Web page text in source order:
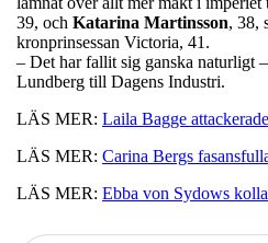
39, och Katarina Martinsson, 38,
kronprinsessan Victoria, 41.
– Det har fallit sig ganska naturligt
Lundberg till Dagens Industri.
LÄS MER: Laila Bagge
LÄS MER: Carina Bergs
LÄS MER: Ebba von Sydows